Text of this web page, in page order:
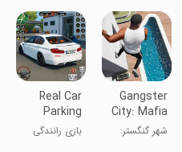
Gangster
City: Mafia
Crime
شهر گنگستر:
Real Car
Parking
Driving
Game
بازی رانندگی